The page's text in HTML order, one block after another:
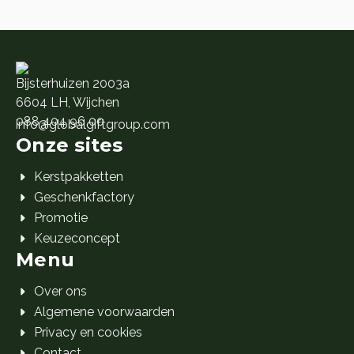
Bijsterhuizen 2003a
6604 LH, Wijchen
088 404 96 00
info@globalgiftgroup.com
Onze sites
Kerstpakketten
Geschenkfactory
Promotie
Keuzeconcept
Menu
Over ons
Algemene voorwaarden
Privacy en cookies